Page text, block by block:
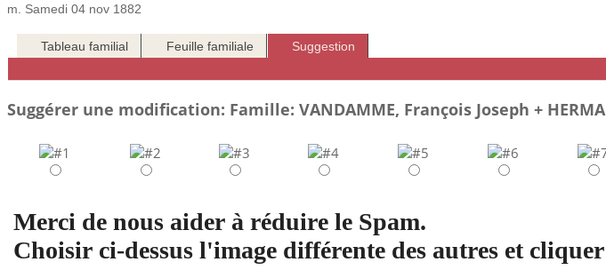
m. Samedi 04 nov 1882
Tableau familial Feuille familiale Suggestion
Suggérer une modification: Famille: VANDAMME, François Joseph +
Merci de nous aider à réduire le Spam.
Choisir ci-dessus l'image différente des autres et